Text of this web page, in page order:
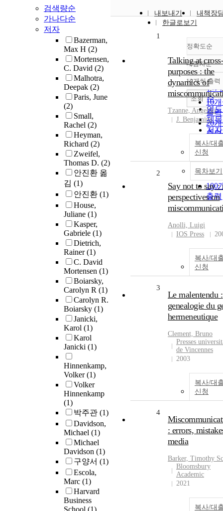
검색량순
가나다순
저자
Bazerman,
Max H (2)
Mortensen,
C. David (2)
Malhotra,
Deepak (2)
Paris, June
(2)
Small,
Rachel (2)
Heyman,
Richard (2)
Zweifel,
Thomas D. (2)
안진환 옮
김 (1)
안진환 (1)
House,
Juliane (1)
Kasper,
Gabriele (1)
Dietrich,
Rainer(1)
C. David
Mortensen (1)
Boiarsky,
Carolyn R (1)
Carolyn R.
Boiarsky (1)
Janicki,
Karol (1)
Karol
Janicki (1)
Hinnenkamp,
Volker(1)
Volker
Hinnenkamp
(1)
박주관 (1)
Davidson,
Michael (1)
Michael
Davidson (1)
구양서 (1)
Escola,
Marc (1)
Harvard
Business
내보내기
내책장
한글로보기
정확도순
정
순
인
순
연
제
저
발
관순
내림차순
내
10개씩 출력
10
출력
20
출력
30
출력
출력
100
출력
조회
1
Talking at
purposes : the
dynamics of
Tzanne, Angeliki
J. Benjamins
복사/대
신청
목차보기
2
Say not to say :
perspectives on
Anolli, Luigi
IOS Press
복사/대
신청
3
Le malentendu :
genealogie du
hermeneutique
Clement, Bruno
Presses
de Vincennes
2003
복사/대
신청
4
: errors,
media
Barker, Timothy
Bloomsbury
Academic
2021
복사/대